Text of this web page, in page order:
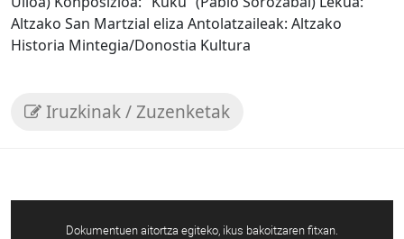
Altzako San Martzial eliza Antolatzaileak: Altzako
Historia Mintegia/Donostia Kultura
Iruzkinak / Zuzenketak
Dokumentuen aitortza egiteko, ikus bakoitzaren fitxan.